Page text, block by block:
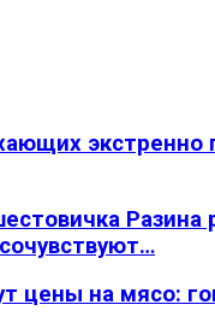
экстренно
Разина
цены на мясо: